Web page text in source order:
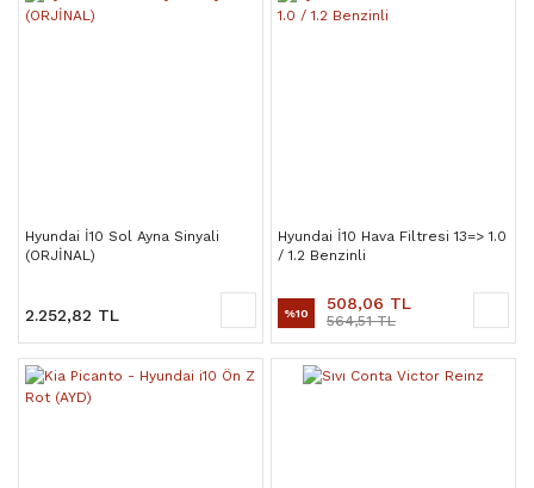
Hyundai İ10 Sol Ayna Sinyali
(ORJİNAL)
2.252,82 TL
Hyundai İ10 Hava Filtresi 13=> 1.0
/ 1.2 Benzinli
%10 508,06 TL
564,51 TL